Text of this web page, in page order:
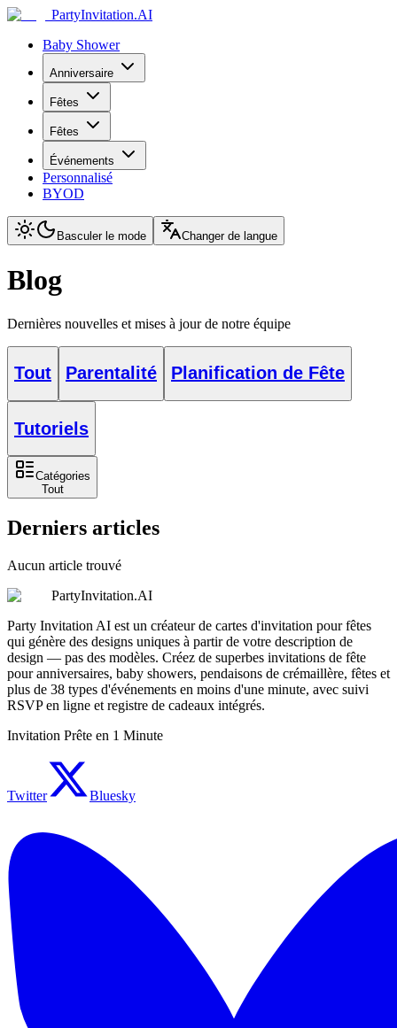
PartyInvitation.AI
Baby Shower
Anniversaire
Fêtes
Fêtes
Événements
Personnalisé
BYOD
Basculer le mode Changer de langue
Blog
Dernières nouvelles et mises à jour de notre équipe
Tout Parentalité Planification de Fête
Tutoriels
Catégories
Tout
Derniers articles
Aucun article trouvé
PartyInvitation.AI
Party Invitation AI est un créateur de cartes d'invitation pour fêtes
qui génère des designs uniques à partir de votre description de
design — pas des modèles. Créez de superbes invitations de fête
pour anniversaires, baby showers, pendaisons de crémaillère, fêtes et
plus de 38 types d'événements en moins d'une minute, avec suivi
RSVP en ligne et registre de cadeaux intégrés.
Invitation Prête en 1 Minute
Twitter Bluesky